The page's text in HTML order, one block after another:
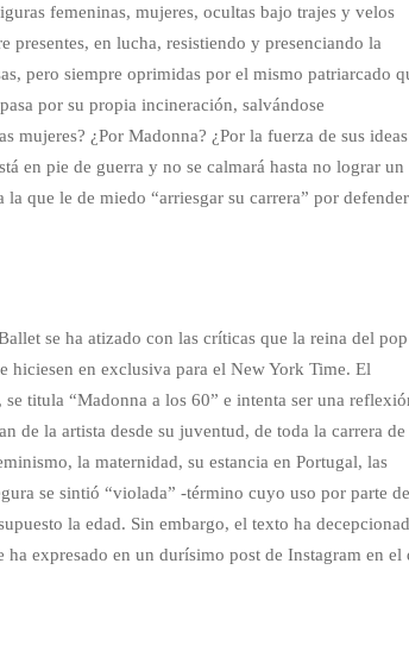
femeninas, mujeres, ocultas bajo trajes y velos
presentes, en lucha, resistiendo y presenciando la
pero siempre oprimidas por el mismo patriarcado
por su propia incineración, salvándose
mujeres? ¿Por Madonna? ¿Por la fuerza de sus
en pie de guerra y no se calmará hasta no lograr un
la que le de miedo “arriesgar su carrera” por defender
se ha atizado con las críticas que la reina del
hiciesen en exclusiva para el New York Time. El
titula “Madonna a los 60” e intenta ser una
de la artista desde su juventud, de toda la carrera de
la maternidad, su estancia en Portugal, las
se sintió “violada” -término cuyo uso por parte de
la edad. Sin embargo, el texto ha
expresado en un durísimo post de Instagram en el